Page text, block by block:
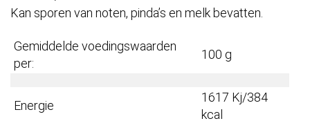
Kan sporen van noten, pinda’s en melk bevatten.
Gemiddelde voedingswaarden
per:
100 g
Energie
1617 Kj/384
kcal